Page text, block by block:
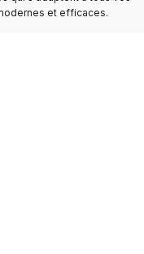
et efficaces.